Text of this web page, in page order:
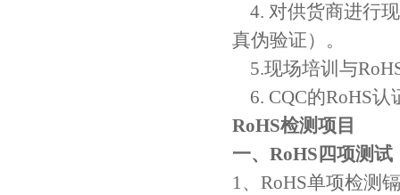
4. 对供货商进行
真伪验证）。
5.现场培训与
6. CQC的RoHS认
RoHS检测项目
一、RoHS四项测试
1、RoHS单项检测